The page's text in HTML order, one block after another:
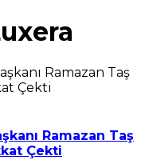
Ramazan Taş
Çekti